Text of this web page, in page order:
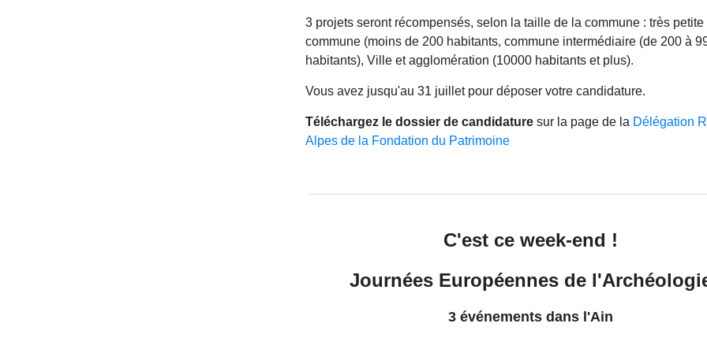
3 projets seront récompensés, selon la taille de la commune : très petite
commune (moins de 200 habitants, commune intermédiaire (de 200 à
habitants), Ville et agglomération (10000 habitants et plus).
Vous avez jusqu'au 31 juillet pour déposer votre candidature.
Téléchargez le dossier de candidature sur la page de la Délégation
Alpes de la Fondation du Patrimoine
C'est ce week-end !
Journées Européennes de
3 événements dans l'Ain